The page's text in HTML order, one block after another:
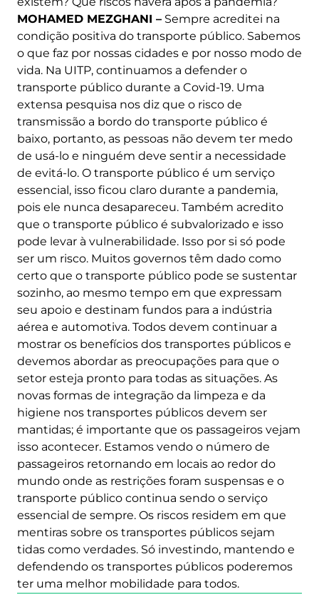
MOHAMED MEZGHANI ­– Sempre acreditei na
condição positiva do transporte público. Sabemos
o que faz por nossas cidades e por nosso modo de
vida. Na UITP, continuamos a defender o
transporte público durante a Covid-19. Uma
extensa pesquisa nos diz que o risco de
transmissão a bordo do transporte público é
baixo, portanto, as pessoas não devem ter medo
de usá-lo e ninguém deve sentir a necessidade
de evitá-lo. O transporte público é um serviço
essencial, isso ficou claro durante a pandemia,
pois ele nunca desapareceu. Também acredito
que o transporte público é subvalorizado e isso
pode levar à vulnerabilidade. Isso por si só pode
ser um risco. Muitos governos têm dado como
certo que o transporte público pode se sustentar
sozinho, ao mesmo tempo em que expressam
seu apoio e destinam fundos para a indústria
aérea e automotiva. Todos devem continuar a
mostrar os benefícios dos transportes públicos e
devemos abordar as preocupações para que o
setor esteja pronto para todas as situações. As
novas formas de integração da limpeza e da
higiene nos transportes públicos devem ser
mantidas; é importante que os passageiros vejam
isso acontecer. Estamos vendo o número de
passageiros retornando em locais ao redor do
mundo onde as restrições foram suspensas e o
transporte público continua sendo o serviço
essencial de sempre. Os riscos residem em que
mentiras sobre os transportes públicos sejam
tidas como verdades. Só investindo, mantendo e
defendendo os transportes públicos poderemos
ter uma melhor mobilidade para todos.